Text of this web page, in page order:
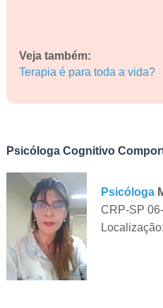
Veja também:
Terapia é para toda a vida?
Psicóloga Cognitivo
Psicóloga
CRP-SP
Localização: